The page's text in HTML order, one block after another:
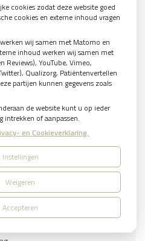
voor
€ 150.03
eerste
volgende
in
zitting
€
van de vorm
kaak, per kaak
€ 67.52
van het
of tongriempje
per
90.02
cookies zodat deze website goed
cookies en externe inhoud vragen
wij samen met Matomo en
inhoud werken wij samen met
Reviews), YouTube, Vimeo,
Qualizorg, Patiëntenvertellen
partijen kunnen gegevens zoals
de website kunt u op ieder
of aanpassen.
en Cookieverklaring.
Instellingen
Weigeren
Accepteren